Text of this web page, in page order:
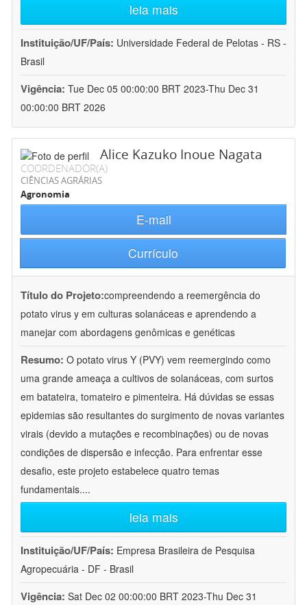
leia mais
Instituição/UF/País: Universidade Federal de Pelotas - RS -
Brasil
Vigência: Tue Dec 05 00:00:00 BRT 2023-Thu Dec 31
00:00:00 BRT 2026
Alice Kazuko Inoue Nagata
COORDENADOR(A)
CIÊNCIAS AGRÁRIAS
Agronomia
E-mail
Currículo
Título do Projeto:compreendendo a reemergência do
potato virus y em culturas solanáceas e aprendendo a
manejar com abordagens genômicas e genéticas
Resumo: O potato virus Y (PVY) vem reemergindo como
uma grande ameaça a cultivos de solanáceas, com surtos
em batateira, tomateiro e pimenteira. Há dúvidas se essas
epidemias são resultantes do surgimento de novas variantes
virais (devido a mutações e recombinações) ou de novas
condições de dispersão e infecção. Para enfrentar esse
desafio, este projeto estabelece quatro temas
fundamentais....
leia mais
Instituição/UF/País: Empresa Brasileira de Pesquisa
Agropecuária - DF - Brasil
Vigência: Sat Dec 02 00:00:00 BRT 2023-Thu Dec 31